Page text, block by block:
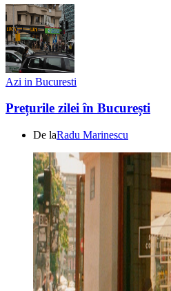
Azi in Bucuresti
Prețurile zilei în București
De laRadu Marinescu